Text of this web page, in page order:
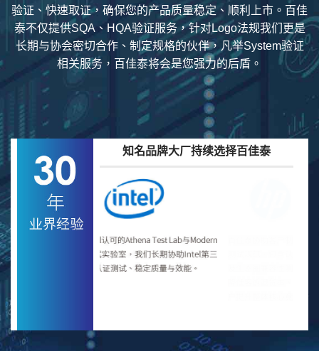
验证、快速取证，确保您的产品质量稳定、顺利上市。百佳
泰不仅提供SQA、HQA验证服务，针对Logo法规我们更是
长期与协会密切合作、制定规格的伙伴，凡举System验证
相关服务，百佳泰将会是您强力的后盾。
知名品牌大厂持续选择百佳泰